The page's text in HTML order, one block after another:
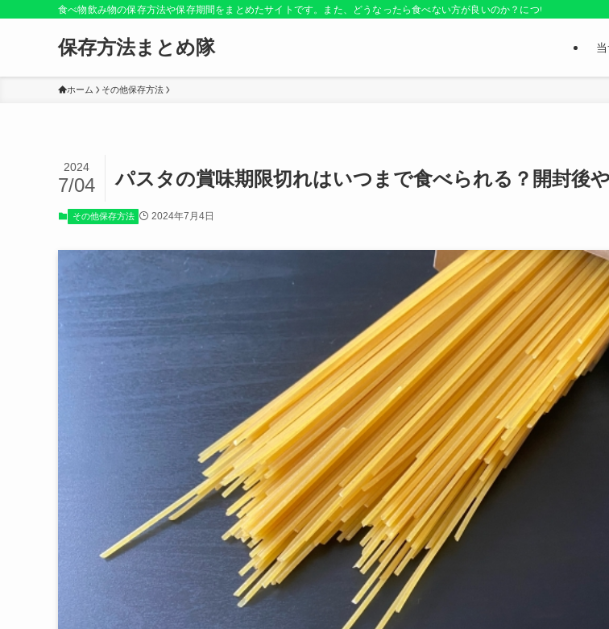
食べ物飲み物の保存方法や保存期間をまとめたサイトです。また、どうなったら食べない方が良いのか？についても紹介して
保存方法まとめ隊
ホーム その他保存方法
パスタの賞味期限切れはいつまで食べられる？開封後
2024
7/04
その他保存方法 2024年7月4日